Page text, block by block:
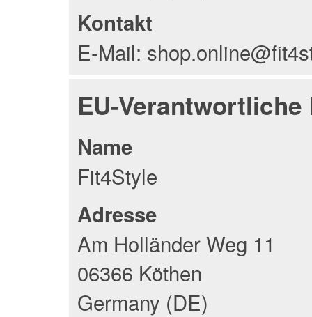
Kontakt
E-Mail:
EU-Verantwortliche
Name
Fit4Style
Adresse
Am Holländer Weg 11
06366 Köthen
Germany (DE)